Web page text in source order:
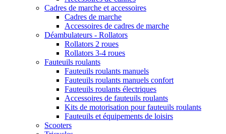
Cadres de marche et accessoires
Cadres de marche
Accessoires de cadres de marche
Déambulateurs - Rollators
Rollators 2 roues
Rollators 3-4 roues
Fauteuils roulants
Fauteuils roulants manuels
Fauteuils roulants manuels confort
Fauteuils roulants électriques
Accessoires de fauteuils roulants
Kits de motorisation pour fauteuils roulants
Fauteuils et équipements de loisirs
Scooters